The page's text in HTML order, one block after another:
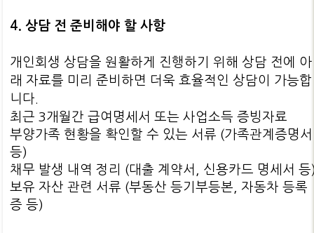
4. 상담 전 준비해야 할 사항
개인회생 상담을 원활하게 진행하기 위해 상담 전에 아
래 자료를 미리 준비하면 더욱 효율적인 상담이 가능합
니다.
최근 3개월간 급여명세서 또는 사업소득 증빙자료
부양가족 현황을 확인할 수 있는 서류 (가족관계증명서
등)
채무 발생 내역 정리 (대출 계약서, 신용카드 명세서
보유 자산 관련 서류 (부동산 등기부등본, 자동차 등록
증 등)